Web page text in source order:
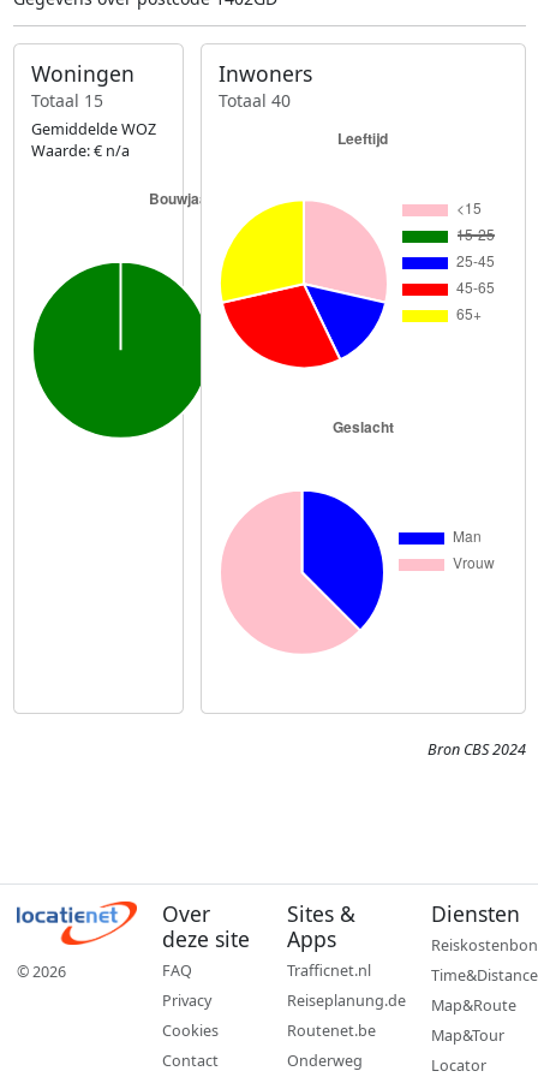
Woningen
Totaal 15
Gemiddelde WOZ
Waarde: € n/a
Inwoners
Totaal 40
Bron CBS 2024
© 2026
Over
deze site
FAQ
Privacy
Cookies
Contact
Sites &
Apps
Trafficnet.nl
Reiseplanung.de
Routenet.be
Onderweg
Diensten
Reiskostenbon
Time&Distance
Map&Route
Map&Tour
Locator